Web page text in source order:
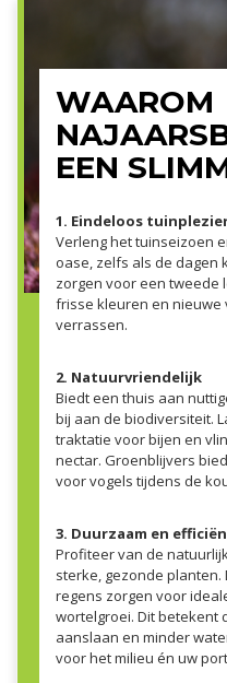
WAAROM
EEN
1. Eindeloos
Verleng het tuinseizoen
oase, zelfs als de dagen
zorgen voor een tweede
frisse kleuren en nieuwe
verrassen.
2. Natuurvriendelijk
Biedt een thuis aan
bij aan de biodiversiteit.
traktatie voor bijen en
nectar. Groenblijvers
voor vogels tijdens de
3. Duurzaam en
Profiteer van de
sterke, gezonde planten.
regens zorgen voor
wortelgroei. Dit betekent
aanslaan en minder
voor het milieu én uw